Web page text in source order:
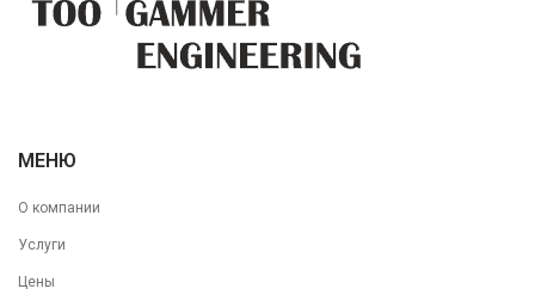
МЕНЮ
О компании
Услуги
Цены